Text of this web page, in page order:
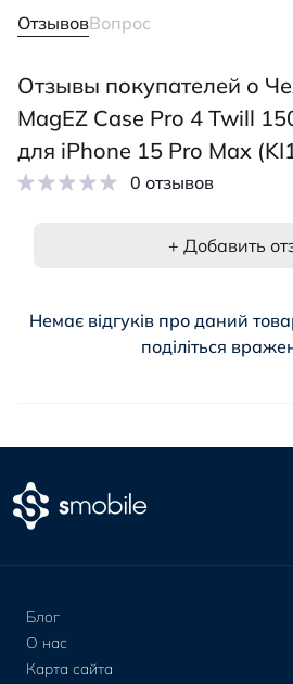
ОтзывовВопрос
Отзывы покупателей о
MagEZ Case Pro 4 Twill
для iPhone 15 Pro Max
0 отзывов
+ Добавить
Немає відгуків про даний
поділіться
Блог
О нас
Карта сайта